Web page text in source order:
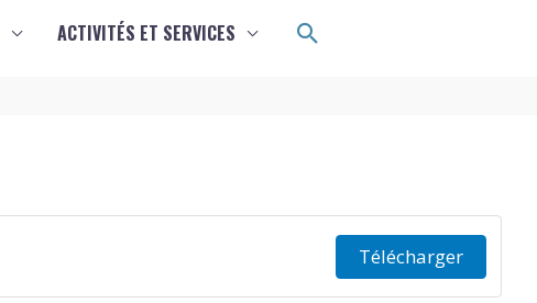
ACTIVITÉS ET SERVICES Rechercher
Télécharger